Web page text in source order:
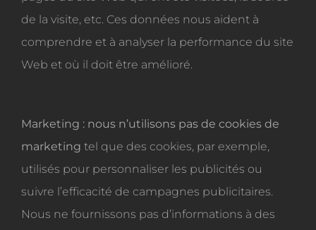
de la visite, etc. Ces données nous aident à
comprendre et à analyser la performance du site
Web et où il doit être amélioré.
Marketing : nous n’utilisons pas de cookies de
marketing tel que des cookies, par exemple,
utilisés pour personnaliser les publicités ou
suivre l’efficacité de campagnes publicitaires.
Nous ne fournissons pas d’informations à des